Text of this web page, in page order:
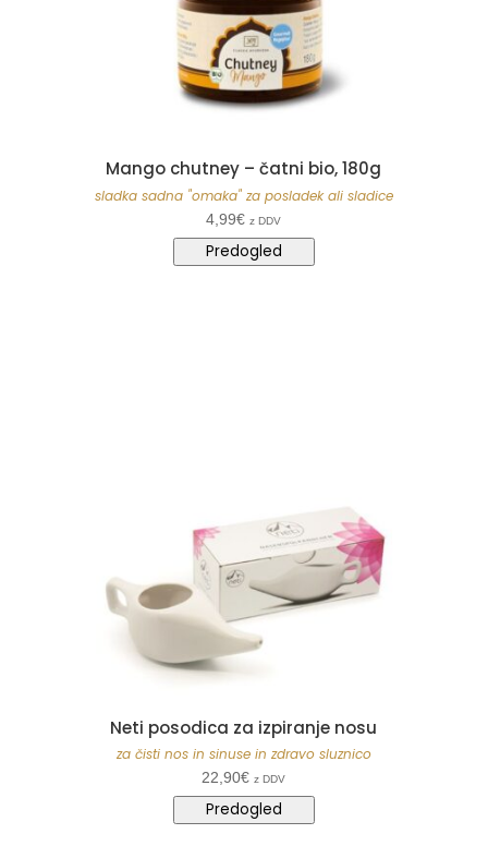
Mango chutney – čatni bio, 180g
sladka sadna "omaka" za posladek ali sladice
4,99€ z DDV
Predogled
Neti posodica za izpiranje nosu
za čisti nos in sinuse in zdravo sluznico
22,90€ z DDV
Predogled